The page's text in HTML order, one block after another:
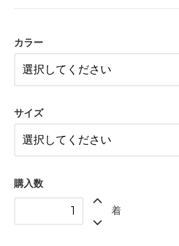
カラー
サイズ
購入数
着